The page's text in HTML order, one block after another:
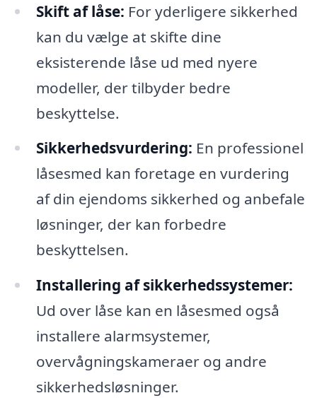
Skift af låse: For yderligere sikkerhed
kan du vælge at skifte dine
eksisterende låse ud med nyere
modeller, der tilbyder bedre
beskyttelse.
Sikkerhedsvurdering: En professionel
låsesmed kan foretage en vurdering
af din ejendoms sikkerhed og anbefale
løsninger, der kan forbedre
beskyttelsen.
Installering af sikkerhedssystemer:
Ud over låse kan en låsesmed også
installere alarmsystemer,
overvågningskameraer og andre
sikkerhedsløsninger.